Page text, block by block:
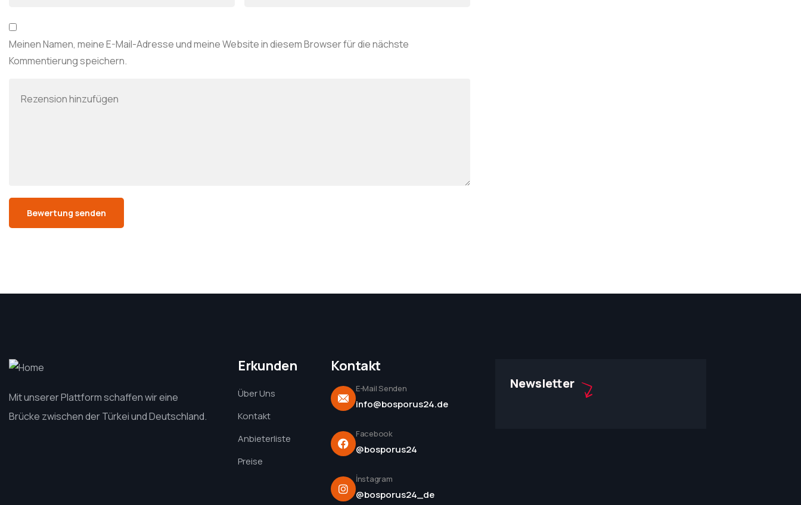
Meinen Namen, meine E-Mail-Adresse und meine Website in diesem Browser für die nächste
Kommentierung speichern.
Mit unserer Plattform schaffen wir eine
Brücke zwischen der Türkei und Deutschland.
Erkunden
Über Uns
Kontakt
Anbieterliste
Preise
Kontakt
E-Mail Senden
info@bosporus24.de
Facebook
@bosporus24
İnstagram
@bosporus24_de
Newsletter